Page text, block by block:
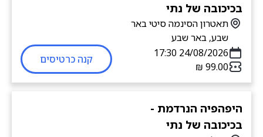
בכיכובה של נתי
תאטרון הסינמה סיטי באר
שבע, באר שבע
24/08/2026 17:30
קנה כרטיסים
היפהפיה הנרדמת -
בכיכובה של נתי